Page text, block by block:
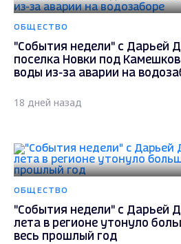
ОБЩЕСТВО
"События недели" с Дарьей
поселка Новки под
воды из-за аварии на
18 дней назад
ОБЩЕСТВО
"События недели" с Дарьей
лета в регионе утонуло
весь прошлый год